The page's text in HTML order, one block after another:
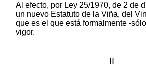
Al efecto, por Ley 25/1970, de 2 de
un nuevo Estatuto de la Viña, del
que es el que está formalmente -
vigor.
II